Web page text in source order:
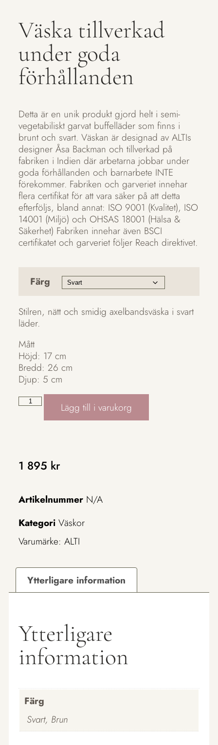
Väska tillverkad
under goda
förhållanden
Detta är en unik produkt gjord helt i semi-
vegetabiliskt garvat buffelläder som finns i
brunt och svart. Väskan är designad av ALTIs
designer Åsa Backman och tillverkad på
fabriken i Indien där arbetarna jobbar under
goda förhållanden och barnarbete INTE
förekommer. Fabriken och garveriet innehar
flera certifikat för att vara säker på att detta
efterföljs, bland annat: ISO 9001 (Kvalitet), ISO
14001 (Miljö) och OHSAS 18001 (Hälsa &
Säkerhet) Fabriken innehar även BSCI
certifikatet och garveriet följer Reach direktivet.
Färg
Stilren, nätt och smidig axelbandsväska i svart
läder.
Mått
Höjd: 17 cm
Bredd: 26 cm
Djup: 5 cm
Lägg till i varukorg
1 895 kr
Artikelnummer N/A
Kategori Väskor
Varumärke: ALTI
Ytterligare information
Ytterligare
information
Färg
Svart, Brun